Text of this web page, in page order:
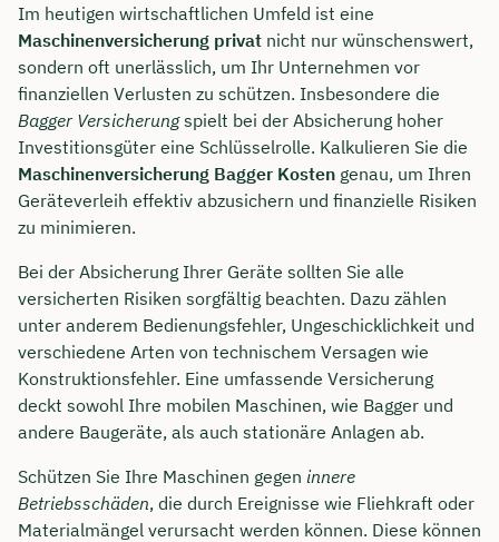
Im heutigen wirtschaftlichen Umfeld ist eine
Maschinenversicherung privat nicht nur wünschenswert,
sondern oft unerlässlich, um Ihr Unternehmen vor
finanziellen Verlusten zu schützen. Insbesondere die
Bagger Versicherungspielt bei der Absicherung hoher
Investitionsgüter eine Schlüsselrolle. Kalkulieren Sie die
Maschinenversicherung Bagger Kosten genau, um Ihren
Geräteverleih effektiv abzusichern und finanzielle Risiken
zu minimieren.
Bei der Absicherung Ihrer Geräte sollten Sie alle
versicherten Risiken sorgfältig beachten. Dazu zählen
unter anderem Bedienungsfehler, Ungeschicklichkeit und
verschiedene Arten von technischem Versagen wie
Konstruktionsfehler. Eine umfassende Versicherung
deckt sowohl Ihre mobilen Maschinen, wie Bagger und
andere Baugeräte, als auch stationäre Anlagen ab.
Schützen Sie Ihre Maschinen gegen innere
Betriebsschäden, die durch Ereignisse wie Fliehkraft oder
Materialmängel verursacht werden können. Diese können